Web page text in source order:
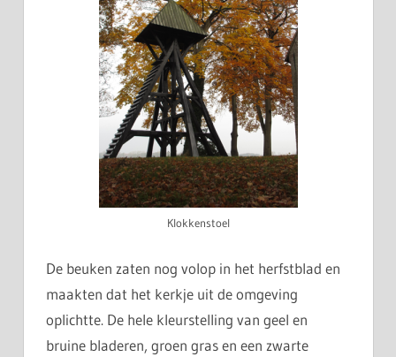
Klokkenstoel
De beuken zaten nog volop in het herfstblad en
maakten dat het kerkje uit de omgeving
oplichtte. De hele kleurstelling van geel en
bruine bladeren, groen gras en een zwarte